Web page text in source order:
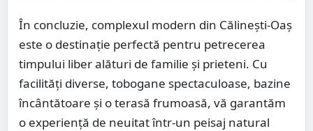
În concluzie, complexul modern din Călinești-Oaș
este o destinație perfectă pentru petrecerea
timpului liber alături de familie și prieteni. Cu
facilități diverse, tobogane spectaculoase, bazine
încântătoare și o terasă frumoasă, vă garantăm
o experiență de neuitat într-un peisaj natural